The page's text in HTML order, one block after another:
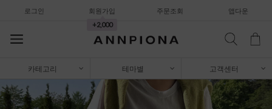
로그인
회원가입
+2,000
주문조회 앱다운
셔츠&블라우스
카테고리 테마별 고객센터